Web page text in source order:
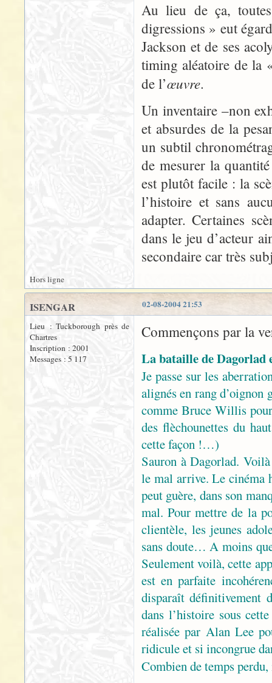
Au lieu de ça,
digressions » eut
Jackson et de ses
timing aléatoire de la
de l’œuvre.
Un inventaire –non
et absurdes de la
un subtil
de mesurer la
est plutôt facile : la
l’histoire et sans
adapter. Certaines
dans le jeu d’acteur
secondaire car très
Hors ligne
02-08-2004 21:53
ISENGAR
Lieu : Tuckborough près de
Chartres
Inscription : 2001
Messages : 5 117
Commençons par la
La bataille de Dagorlad
Je passe sur les
alignés en rang d’oignon
comme Bruce Willis
des flèchounettes du
cette façon !…)
Sauron à Dagorlad.
le mal arrive. Le cinéma
peut guère, dans son
mal. Pour mettre de la
clientèle, les jeunes
sans doute… A moins
Seulement voilà, cette
est en parfaite
disparaît définitivement
dans l’histoire sous
réalisée par Alan Lee
ridicule et si incongrue
Combien de temps